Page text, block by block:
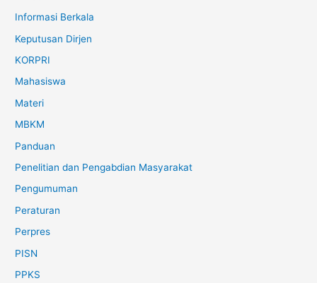
Informasi Berkala
Keputusan Dirjen
KORPRI
Mahasiswa
Materi
MBKM
Panduan
Penelitian dan Pengabdian Masyarakat
Pengumuman
Peraturan
Perpres
PISN
PPKS